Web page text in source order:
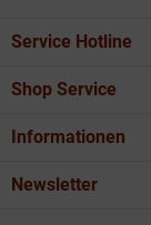
Service Hotline
Shop Service
Informationen
Newsletter